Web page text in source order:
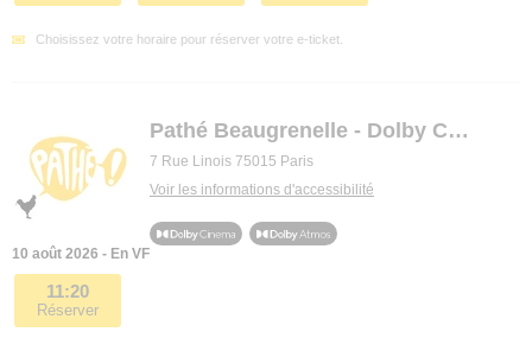
Choisissez votre horaire pour réserver votre e-ticket.
Pathé Beaugrenelle - Dolby Cinema
7 Rue Linois 75015 Paris
Voir les informations d'accessibilité
10 août 2026 - En VF
11:20
Réserver